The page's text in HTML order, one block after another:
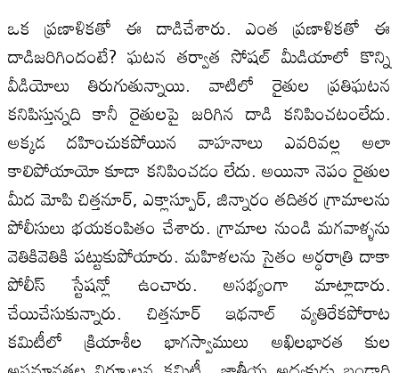
ఒక ప్రణాళికతో ఈ దాడిచేశారు. ఎంత ప్రణాళికతో ఈ
దాడిజరిగిందంటే? ఘటన తర్వాత సోషల్‍ మీడియాలో కొన్ని
వీడియోలు తిరుగుతున్నాయి. వాటిలో రైతుల ప్రతిఘటన
కనిపిస్తున్నది కానీ రైతులపై జరిగిన దాడి కనిపించటంలేదు.
అక్కడ దహించుకపోయిన వాహనాలు ఎవరివల్ల అలా
కాలిపోయాయో కూడా కనిపించడం లేదు. అయినా నెపం రైతుల
మీద మోపి చిత్తనూర్‍, ఎక్లాస్పూర్‍, జిన్నారం తదితర గ్రామాలను
పోలీసులు భయకంపితం చేశారు. గ్రామాల నుండి మగవాళ్ళను
వెతికివెతికి పట్టుకుపోయారు. మహిళలను సైతం అర్ధరాత్రి దాకా
పోలీస్‍ స్టేషన్లో ఉంచారు. అసభ్యంగా మాట్లాడారు.
చేయిచేసుకున్నారు. చిత్తనూర్‍ ఇథనాల్‍ వ్యతిరేకపోరాట
కమిటీలో క్రియాశీల భాగస్వాములు అఖిలభారత కుల